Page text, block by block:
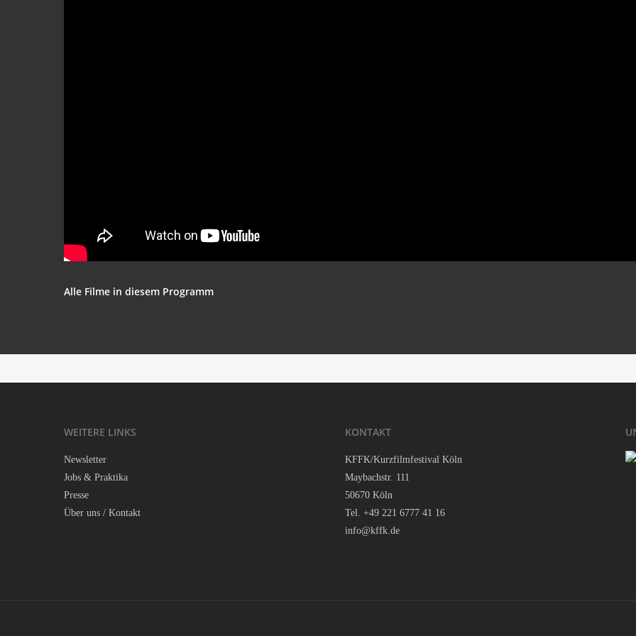
Alle Fil­me in die­sem Programm
‘.get_the_title().’ ‘.get_the_title().’
WEI­TE­RE LINKS
News­let­ter
Jobs & Praktika
Pres­se
Über uns / Kontakt
KON­TAKT
KFFK/Kurzfilmfestival Köln
May­bach­str. 111
50670 Köln
Tel. +49 221 6777 41 16
info@kffk.de